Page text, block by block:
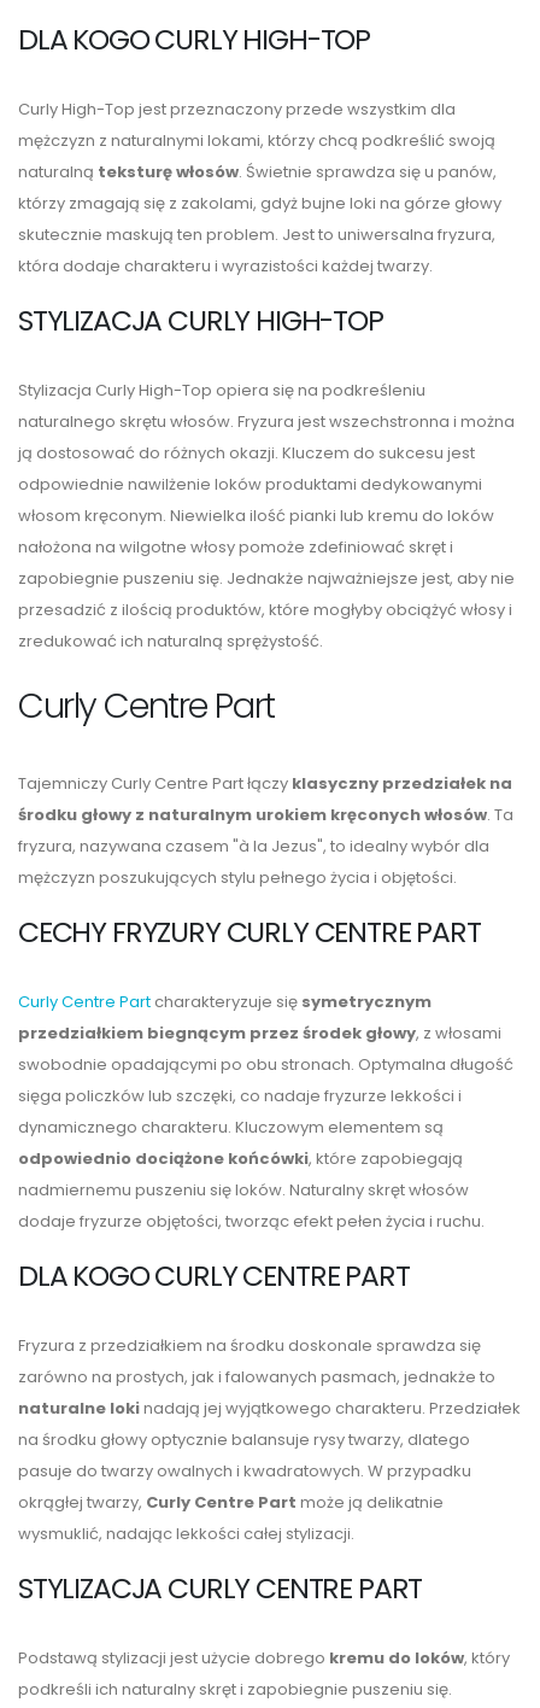
DLA KOGO CURLY HIGH-TOP
Curly High-Top jest przeznaczony przede wszystkim dla
mężczyzn z naturalnymi lokami, którzy chcą podkreślić swoją
naturalną teksturę włosów. Świetnie sprawdza się u panów,
którzy zmagają się z zakolami, gdyż bujne loki na górze głowy
skutecznie maskują ten problem. Jest to uniwersalna fryzura,
która dodaje charakteru i wyrazistości każdej twarzy.
STYLIZACJA CURLY HIGH-TOP
Stylizacja Curly High-Top opiera się na podkreśleniu
naturalnego skrętu włosów. Fryzura jest wszechstronna i można
ją dostosować do różnych okazji. Kluczem do sukcesu jest
odpowiednie nawilżenie loków produktami dedykowanymi
włosom kręconym. Niewielka ilość pianki lub kremu do loków
nałożona na wilgotne włosy pomoże zdefiniować skręt i
zapobiegnie puszeniu się. Jednakże najważniejsze jest, aby nie
przesadzić z ilością produktów, które mogłyby obciążyć włosy i
zredukować ich naturalną sprężystość.
Curly Centre Part
Tajemniczy Curly Centre Part łączy klasyczny przedziałek na
środku głowy z naturalnym urokiem kręconych włosów. Ta
fryzura, nazywana czasem "à la Jezus", to idealny wybór dla
mężczyzn poszukujących stylu pełnego życia i objętości.
CECHY FRYZURY CURLY CENTRE PART
Curly Centre Part charakteryzuje się symetrycznym
przedziałkiem biegnącym przez środek głowy, z włosami
swobodnie opadającymi po obu stronach. Optymalna długość
sięga policzków lub szczęki, co nadaje fryzurze lekkości i
dynamicznego charakteru. Kluczowym elementem są
odpowiednio dociążone końcówki, które zapobiegają
nadmiernemu puszeniu się loków. Naturalny skręt włosów
dodaje fryzurze objętości, tworząc efekt pełen życia i ruchu.
DLA KOGO CURLY CENTRE PART
Fryzura z przedziałkiem na środku doskonale sprawdza się
zarówno na prostych, jak i falowanych pasmach, jednakże to
naturalne lokinadają jej wyjątkowego charakteru. Przedziałek
na środku głowy optycznie balansuje rysy twarzy, dlatego
pasuje do twarzy owalnych i kwadratowych. W przypadku
okrągłej twarzy, Curly Centre Part może ją delikatnie
wysmuklić, nadając lekkości całej stylizacji.
STYLIZACJA CURLY CENTRE PART
Podstawą stylizacji jest użycie dobrego kremu do loków, który
podkreśli ich naturalny skręt i zapobiegnie puszeniu się.